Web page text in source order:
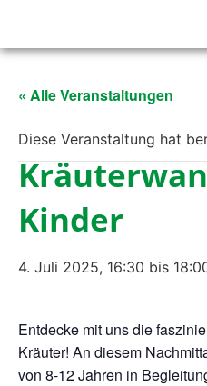
« Alle Veranstaltungen
Diese Veranstaltung hat
Kinder
4. Juli 2025, 16:30 bis
Entdecke mit uns die
Kräuter! An diesem
von 8-12 Jahren in